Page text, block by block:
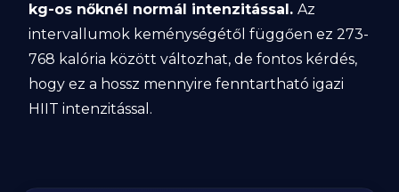
kg-os nőknél normál intenzitással.Az
intervallumok keménységétől függően ez 273-
768 kalória között változhat, de fontos kérdés,
hogy ez a hossz mennyire fenntartható igazi
HIIT intenzitással.